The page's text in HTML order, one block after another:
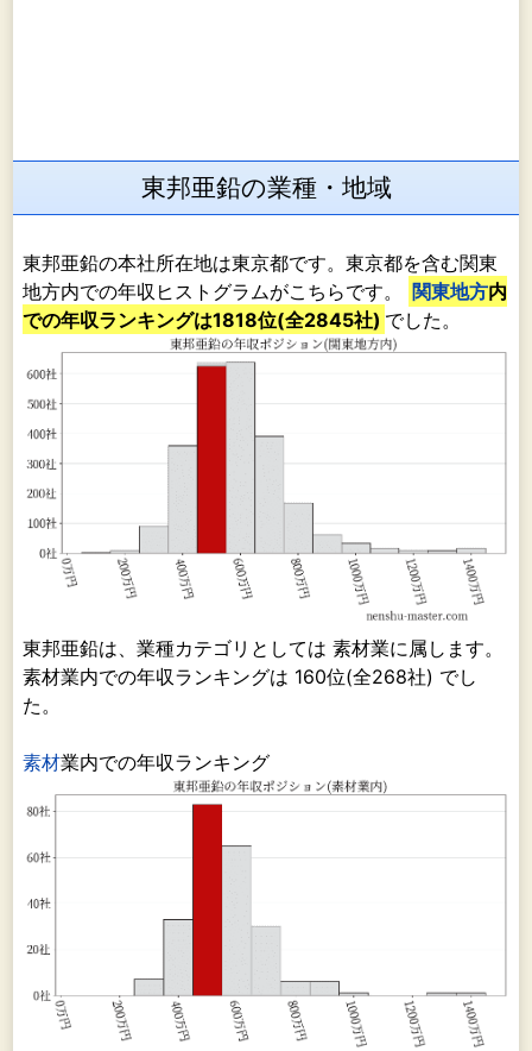
東邦亜鉛の業種・地域
東邦亜鉛の本社所在地は東京都です。東京都を含む関東
地方内での年収ヒストグラムがこちらです。
関東地方内
での年収ランキングは1818位(全2845社) でした。
東邦亜鉛は、業種カテゴリとしては 素材業に属します。
素材業内での年収ランキングは 160位(全268社) でし
た。
素材業内での年収ランキング